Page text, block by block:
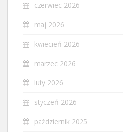
czerwiec 2026
maj 2026
kwiecień 2026
marzec 2026
luty 2026
styczeń 2026
październik 2025